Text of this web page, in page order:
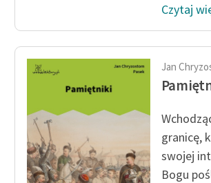
Czytaj
Jan
granicę,
swojej
Bogu